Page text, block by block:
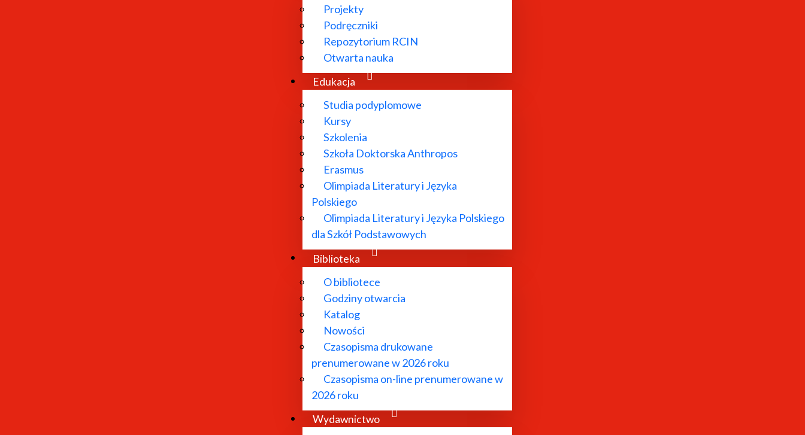
Projekty
Podręczniki
Repozytorium RCIN
Otwarta nauka
Edukacja
Studia podyplomowe
Kursy
Szkolenia
Szkoła Doktorska Anthropos
Erasmus
Olimpiada Literatury i Języka
Polskiego
Olimpiada Literatury i Języka Polskiego
dla Szkół Podstawowych
Biblioteka
O bibliotece
Godziny otwarcia
Katalog
Nowości
Czasopisma drukowane
prenumerowane w 2026 roku
Czasopisma on-line prenumerowane w
2026 roku
Wydawnictwo